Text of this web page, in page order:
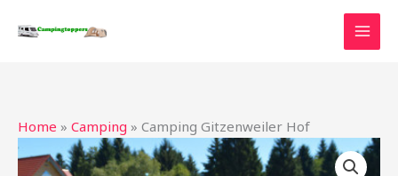
naar
Home » Camping » Camping Gitzenweiler Hof